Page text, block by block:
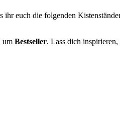
euch die folgenden
um Bestseller. Lass dich